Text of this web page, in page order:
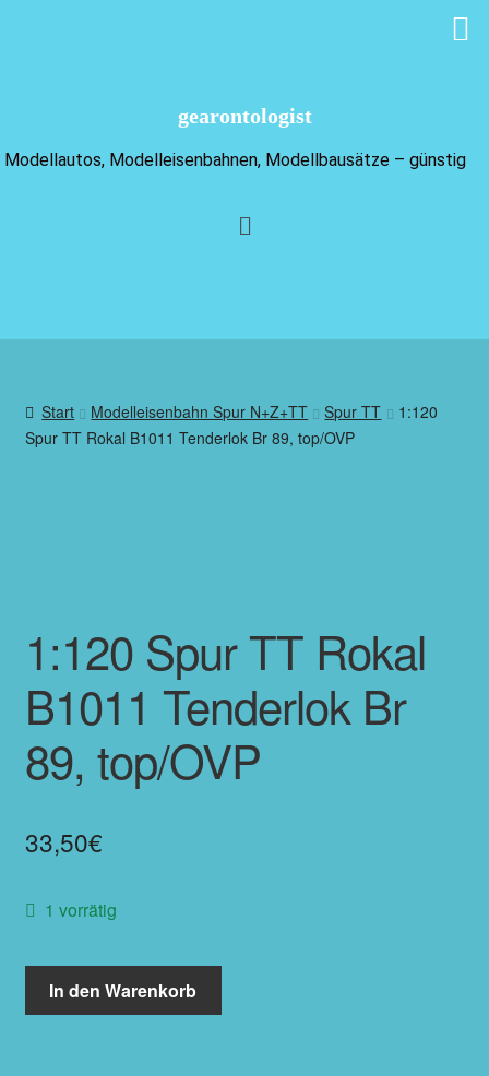
Modellautos, Modelleisenbahnen, Modellbausätze – günstig
Start Modelleisenbahn Spur N+Z+TT Spur TT
1:120
Spur TT Rokal B1011 Tenderlok Br 89, top/OVP
1:120 Spur TT Rokal
B1011 Tenderlok Br
89, top/OVP
33,50€
1 vorrätig
In den Warenkorb
gearontologist